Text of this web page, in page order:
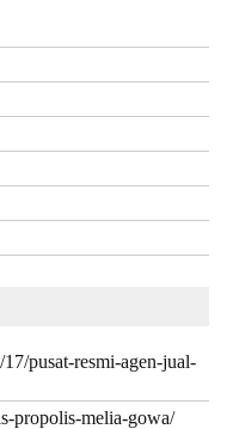
pusat-resmi-agen-jual-
propolis-melia-gowa/